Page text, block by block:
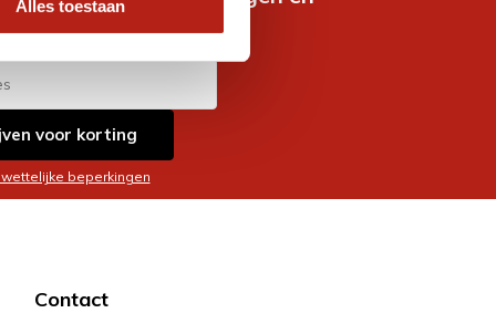
Alles toestaan
voor korting
beperkingen
Contact